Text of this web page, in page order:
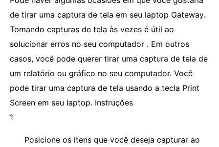
de tirar uma captura de tela em seu laptop Gateway.
Tomando capturas de tela às vezes é útil ao
solucionar erros no seu computador . Em outros
casos, você pode querer tirar uma captura de tela de
um relatório ou gráfico no seu computador. Você
pode tirar uma captura de tela usando a tecla Print
Screen em seu laptop. Instruções
1
Posicione os itens que você deseja capturar ao